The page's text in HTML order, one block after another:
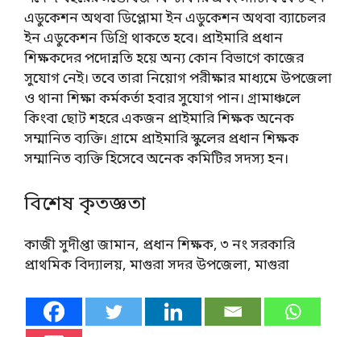
এডুকেশন অথবা ডিপ্লোমা ইন এডুকেশন অথবা ব্যাচেলর
ইন এডুকেশন ডিগ্রি থাকতে হবে। প্রাইমারি প্রধান
শিক্ষকদের পদোন্নতি হয়ে অন্য কোন বিভাগে কাজের
সুযোগ নেই। তবে তারা নিয়োগ পরীক্ষার মাধ্যমে উপজেলা
ও থানা শিক্ষা কর্মকর্তা হবার সুযোগ পান। গ্রামাঞ্চলে
কিংবা ছোট শহরে একজন প্রাইমারি শিক্ষক অনেক
সম্মানিত ব্যক্তি। গ্রামে প্রাইমারি স্কুলের প্রধান শিক্ষক
সম্মানিত ব্যক্তি হিসেবে অনেক কমিটির সদস্য হন।
বিশেষ কৃতজ্ঞতা
কাজী সুদীপ্তা জামান, প্রধান শিক্ষক, ৩ নং সরকারি
প্রাথমিক বিদ্যালয়, মাগুরা সদর উপজেলা, মাগুরা